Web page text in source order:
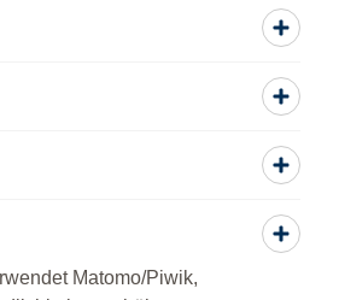
Matomo/Piwik,